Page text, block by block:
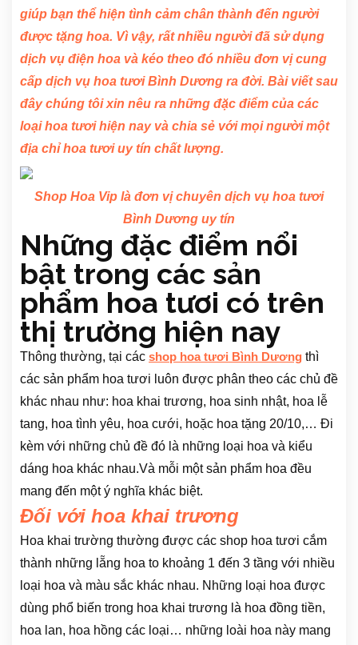
giúp bạn thể hiện tình cảm chân thành đến người
được tặng hoa. Vì vậy, rất nhiều người đã sử dụng
dịch vụ điện hoa và kéo theo đó nhiều đơn vị cung
cấp dịch vụ hoa tươi Bình Dương ra đời. Bài viết sau
đây chúng tôi xin nêu ra những đặc điểm của các
loại hoa tươi hiện nay và chia sẻ với mọi người một
địa chỉ hoa tươi uy tín chất lượng.
Shop Hoa Vip là đơn vị chuyên dịch vụ hoa tươi
Bình Dương uy tín
Những đặc điểm nổi
bật trong các sản
phẩm hoa tươi có trên
thị trường hiện nay
Thông thường, tại các shop hoa tươi Bình Dương thì
các sản phẩm hoa tươi luôn được phân theo các chủ đề
khác nhau như: hoa khai trương, hoa sinh nhật, hoa lễ
tang, hoa tình yêu, hoa cưới, hoặc hoa tặng 20/10,… Đi
kèm với những chủ đề đó là những loại hoa và kiểu
dáng hoa khác nhau.Và mỗi một sản phẩm hoa đều
mang đến một ý nghĩa khác biệt.
Đối với hoa khai trương
Hoa khai trường thường được các shop hoa tươi cắm
thành những lẵng hoa to khoảng 1 đến 3 tầng với nhiều
loại hoa và màu sắc khác nhau. Những loại hoa được
dùng phổ biến trong hoa khai trương là hoa đồng tiền,
hoa lan, hoa hồng các loại… những loài hoa này mang